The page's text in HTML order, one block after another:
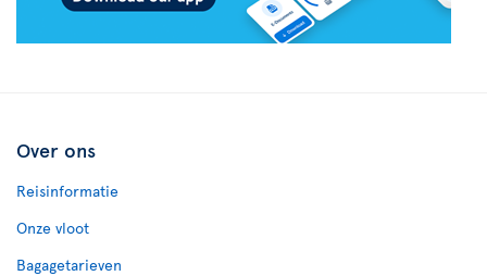
Over ons
Reisinformatie
Onze vloot
Bagagetarieven